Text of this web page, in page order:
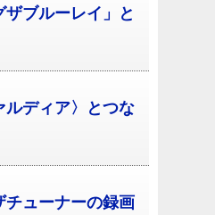
ザブルーレイ」と
ルディア〉とつな
チューナーの録画